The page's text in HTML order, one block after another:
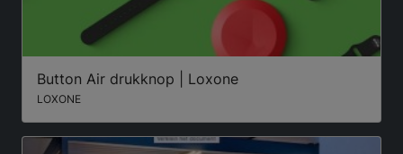
Button Air drukknop | Loxone
LOXONE